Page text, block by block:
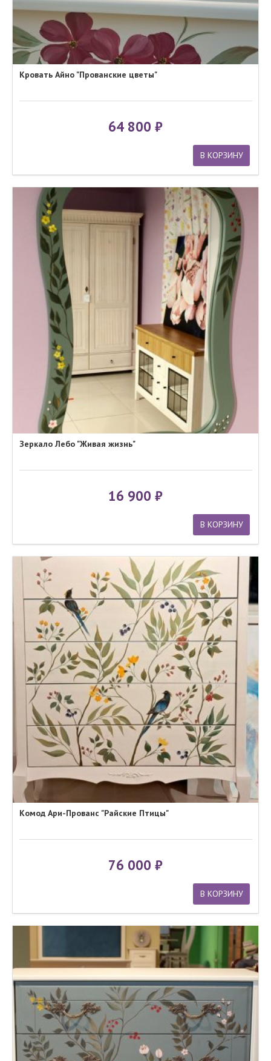
Кровать Айно "Прованские цветы"
64 800
В КОРЗИНУ
Зеркало Лебо "Живая жизнь"
16 900
В КОРЗИНУ
Комод Ари-Прованс "Райские Птицы"
76 000
В КОРЗИНУ